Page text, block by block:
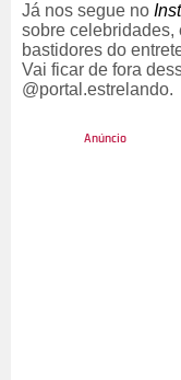
Já nos segue no
sobre celebridades,
bastidores do
Vai ficar de fora
@portal.estrelando.